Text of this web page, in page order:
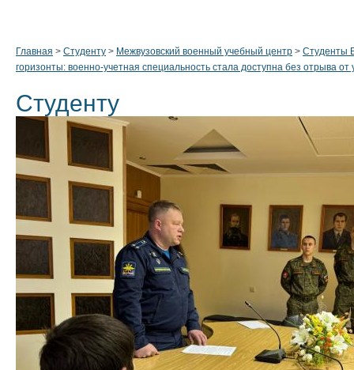
Главная > Студенту > Межвузовский военный учебный центр > Студенты
горизонты: военно-учетная специальность стала доступна без отрыва от
Студенту